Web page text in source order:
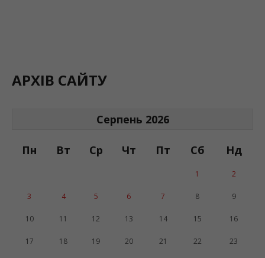
АРХІВ САЙТУ
Серпень 2026
Пн Вт Ср Чт Пт Сб Нд
1 2
3 4 5 6 7 8 9
10 11 12 13 14 15 16
17 18 19 20 21 22 23